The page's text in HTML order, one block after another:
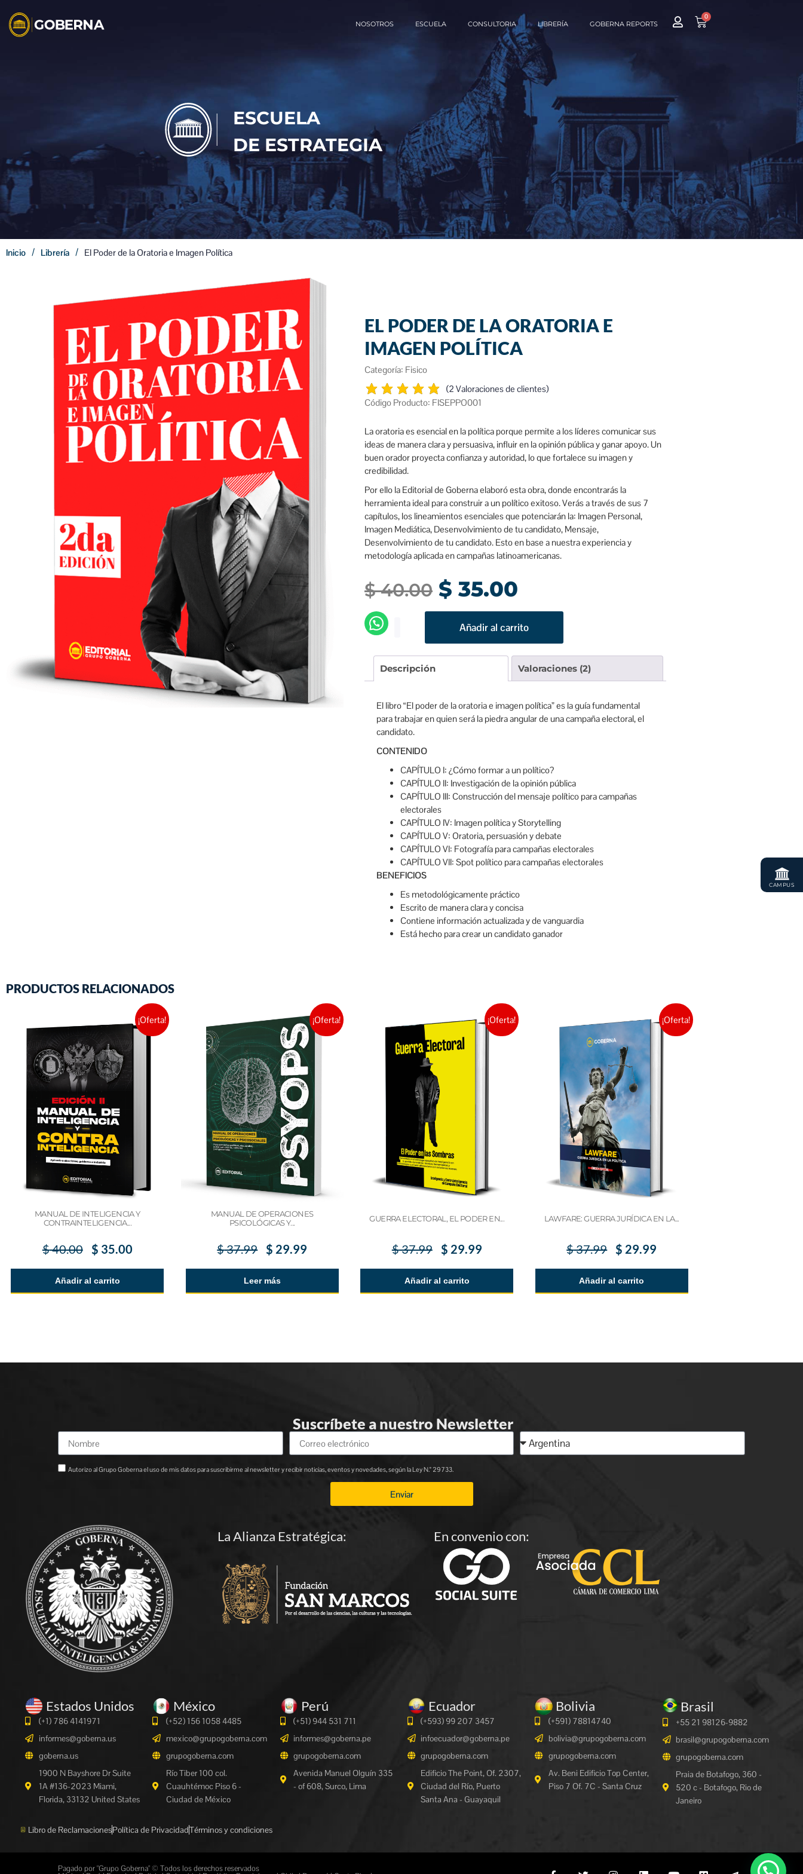
NOSOTROS ESCUELA CONSULTORIA LIBRERÍA GOBERNA REPORTS
0
CAMPUS
ESCUELA
DE ESTRATEGIA
Inicio / Librería / El Poder de la Oratoria e Imagen Política
EL PODER DE LA ORATORIA E
IMAGEN POLÍTICA
Categoría: Fisico
(2 Valoraciones de clientes)
Código Producto: FISEPPO001
La oratoria es esencial en la política porque permite a los líderes comunicar sus
ideas de manera clara y persuasiva, influir en la opinión pública y ganar apoyo. Un
buen orador proyecta confianza y autoridad, lo que fortalece su imagen y
credibilidad.
Por ello la Editorial de Goberna elaboró esta obra, donde encontrarás la
herramienta ideal para construir a un político exitoso. Verás a través de sus 7
capítulos, los lineamientos esenciales que potenciarán la: Imagen Personal,
Imagen Mediática, Desenvolvimiento de tu candidato, Mensaje,
Desenvolvimiento de tu candidato. Esto en base a nuestra experiencia y
metodología aplicada en campañas latinoamericanas.
$40.00 $ 35.00
Añadir al carrito
Descripción Valoraciones (2)
El libro “El poder de la oratoria e imagen política” es la guía fundamental
para trabajar en quien será la piedra angular de una campaña electoral, el
candidato.
CONTENIDO
CAPÍTULO I: ¿Cómo formar a un político?
CAPÍTULO II: Investigación de la opinión pública
CAPÍTULO III: Construcción del mensaje político para campañas
electorales
CAPÍTULO IV: Imagen política y Storytelling
CAPÍTULO V: Oratoria, persuasión y debate
CAPÍTULO VI: Fotografía para campañas electorales
CAPÍTULO VII: Spot político para campañas electorales
BENEFICIOS
Es metodológicamente práctico
Escrito de manera clara y concisa
Contiene información actualizada y de vanguardia
Está hecho para crear un candidato ganador
PRODUCTOS RELACIONADOS
¡Oferta!
MANUAL DE INTELIGENCIA Y
CONTRAINTELIGENCIA...
$40.00 $ 35.00
Añadir al carrito
¡Oferta!
MANUAL DE OPERACIONES
PSICOLÓGICAS Y...
$37.99 $ 29.99
Leer más
¡Oferta!
GUERRA ELECTORAL, EL PODER EN...
$37.99 $ 29.99
Añadir al carrito
¡Oferta!
LAWFARE: GUERRA JURÍDICA EN LA...
$37.99 $ 29.99
Añadir al carrito
Suscríbete a nuestro Newsletter
Autorizo al Grupo Goberna el uso de mis datos para suscribirme al newsletter y recibir noticias, eventos y novedades, según la Ley N.° 29733.
Enviar
La Alianza Estratégica: En convenio con:
Estados Unidos
(+1) 786 4141971
informes@goberna.us
goberna.us
1900 N Bayshore Dr Suite
1A #136-2023 Miami,
Florida, 33132 United States
México
(+52) 156 1058 4485
mexico@grupogoberna.com
grupogoberna.com
Río Tiber 100 col.
Cuauhtémoc Piso 6 -
Ciudad de México
Perú
(+51) 944 531 711
informes@goberna.pe
grupogoberna.com
Avenida Manuel Olguín 335
- of 608, Surco, Lima
Ecuador
(+593) 99 207 3457
infoecuador@goberna.pe
grupogoberna.com
Edificio The Point, Of. 2307,
Ciudad del Río, Puerto
Santa Ana - Guayaquil
Bolivia
(+591) 78814740
bolivia@grupogoberna.com
grupogoberna.com
Av. Beni Edificio Top Center,
Piso 7 Of. 7C - Santa Cruz
Brasil
+55 21 98126-9882
brasil@grupogoberna.com
grupogoberna.com
Praia de Botafogo, 360 -
520 c - Botafogo, Rio de
Janeiro
Libro de ReclamacionesPolítica de PrivacidadTérminos y condiciones
Pagado por "Grupo Goberna" © Todos los derechos reservados